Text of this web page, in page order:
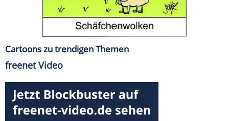
Cartoons zu trendigen Themen
freenet Video